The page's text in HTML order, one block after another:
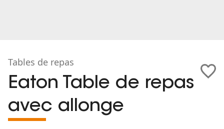
Tables de repas
Eaton Table de repas
avec allonge